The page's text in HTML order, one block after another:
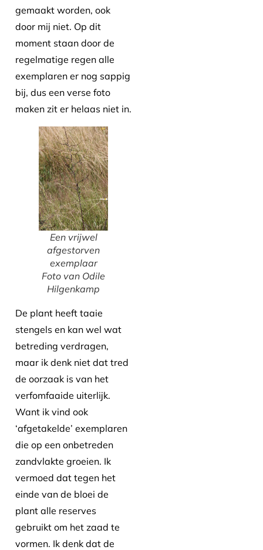
gemaakt worden, ook
door mij niet. Op dit
moment staan door de
regelmatige regen alle
exemplaren er nog sappig
bij, dus een verse foto
maken zit er helaas niet in.
Een vrijwel
afgestorven
exemplaar
Foto van Odile
Hilgenkamp
De plant heeft taaie
stengels en kan wel wat
betreding verdragen,
maar ik denk niet dat tred
de oorzaak is van het
verfomfaaide uiterlijk.
Want ik vind ook
‘afgetakelde’ exemplaren
die op een onbetreden
zandvlakte groeien. Ik
vermoed dat tegen het
einde van de bloei de
plant alle reserves
gebruikt om het zaad te
vormen. Ik denk dat de